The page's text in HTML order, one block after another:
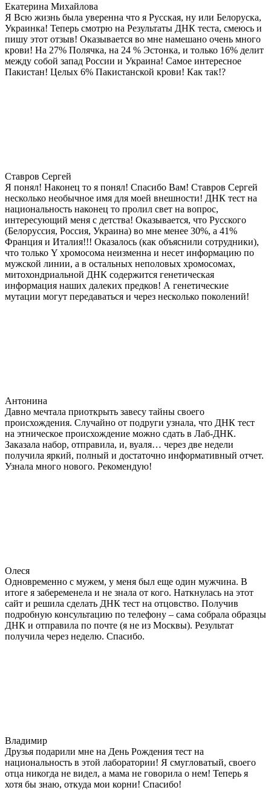
Екатерина Михайлова
Я Всю жизнь была уверенна что я Русская, ну или Белоруска,
Украинка! Теперь смотрю на Результаты ДНК теста, смеюсь и
пишу этот отзыв! Оказывается во мне намешано очень много
крови! На 27% Полячка, на 24 % Эстонка, и только 16% делит
между собой запад России и Украина! Самое интересное
Пакистан! Целых 6% Пакистанской крови! Как так!?
Ставров Сергей
Я понял! Наконец то я понял! Спасибо Вам! Ставров Сергей
несколько необычное имя для моей внешности! ДНК тест на
национальность наконец то пролил свет на вопрос,
интересующий меня с детства! Оказывается, что Русского
(Белоруссия, Россия, Украина) во мне менее 30%, а 41%
Франция и Италия!!! Оказалось (как объяснили сотрудники),
что только Y хромосома неизменна и несет информацию по
мужской линии, а в остальных неполовых хромосомах,
митохондриальной ДНК содержится генетическая
информация наших далеких предков! А генетические
мутации могут передаваться и через несколько поколений!
Антонина
Давно мечтала приоткрыть завесу тайны своего
происхождения. Случайно от подруги узнала, что ДНК тест
на этническое происхождение можно сдать в Лаб-ДНК.
Заказала набор, отправила, и, вуаля… через две недели
получила яркий, полный и достаточно информативный отчет.
Узнала много нового. Рекомендую!
Олеся
Одновременно с мужем, у меня был еще один мужчина. В
итоге я забеременела и не знала от кого. Наткнулась на этот
сайт и решила сделать ДНК тест на отцовство. Получив
подробную консультацию по телефону – сама собрала образцы
ДНК и отправила по почте (я не из Москвы). Результат
получила через неделю. Спасибо.
Владимир
Друзья подарили мне на День Рождения тест на
национальность в этой лаборатории! Я смугловатый, своего
отца никогда не видел, а мама не говорила о нем! Теперь я
хотя бы знаю, откуда мои корни! Спасибо!